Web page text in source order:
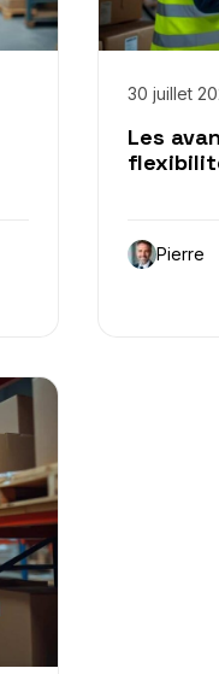
30 juillet
Les
Pierre